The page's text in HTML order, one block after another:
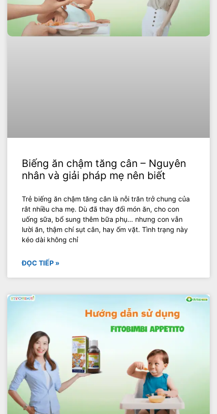
Biếng ăn chậm tăng cân – Nguyên
nhân và giải pháp mẹ nên biết
Trẻ biếng ăn chậm tăng cân là nỗi trăn trở chung của
rât nhiều cha mẹ. Dù đã thay đổi món ăn, cho con
uống sữa, bổ sung thêm bữa phụ… nhưng con vẫn
lười ăn, thậm chí sụt cân, hay ốm vặt. Tình trạng này
kéo dài không chỉ
ĐỌC TIẾP »